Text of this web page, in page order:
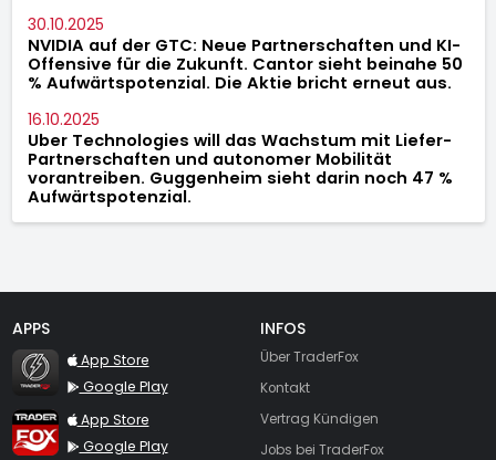
30.10.2025
NVIDIA auf der GTC: Neue Partnerschaften und KI-
Offensive für die Zukunft. Cantor sieht beinahe 50
% Aufwärtspotenzial. Die Aktie bricht erneut aus.
16.10.2025
Uber Technologies will das Wachstum mit Liefer-
Partnerschaften und autonomer Mobilität
vorantreiben. Guggenheim sieht darin noch 47 %
Aufwärtspotenzial.
APPS
TraderFox Flash
App Store
Google Play
TraderFox App
App Store
Google Play
INFOS
Über TraderFox
Kontakt
Vertrag Kündigen
Jobs bei TraderFox